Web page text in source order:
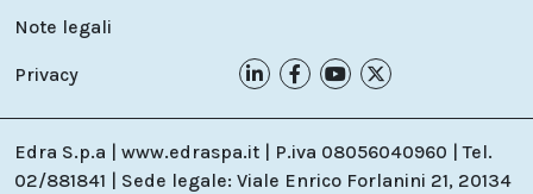
Note legali
Privacy
Edra S.p.a | www.edraspa.it | P.iva 08056040960 | Tel.
02/881841 | Sede legale: Viale Enrico Forlanini 21, 20134